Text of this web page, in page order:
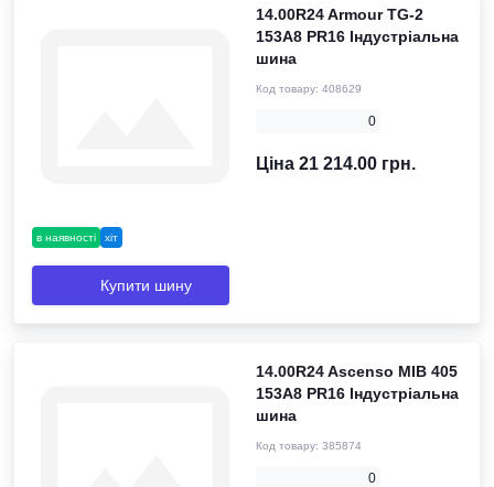
в наявності хіт
14.00R24 Armour TG-2
153A8 PR16 Індустріальна
шина
Код товару: 408629
0
Ціна 21 214.00 грн.
Купити шину
14.00R24 Ascenso MIB 405
153A8 PR16 Індустріальна
шина
Код товару: 385874
0